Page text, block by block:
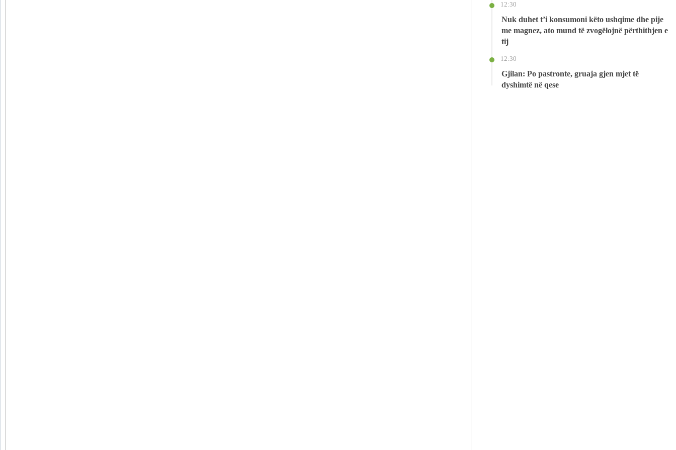
12:30
Nuk duhet t’i konsumoni këto ushqime dhe pije
me magnez, ato mund të zvogëlojnë përthithjen e
tij
12:30
Gjilan: Po pastronte, gruaja gjen mjet të
dyshimtë në qese